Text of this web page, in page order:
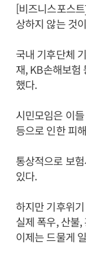
[비즈니스포스
상하지 않는 것
국내 기후단체
재, KB손해보험
했다.
시민모임은 이
등으로 인한 피
통상적으로 보
있다.
하지만 기후위
실제 폭우, 산불
이제는 드물게